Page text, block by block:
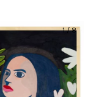
1/8